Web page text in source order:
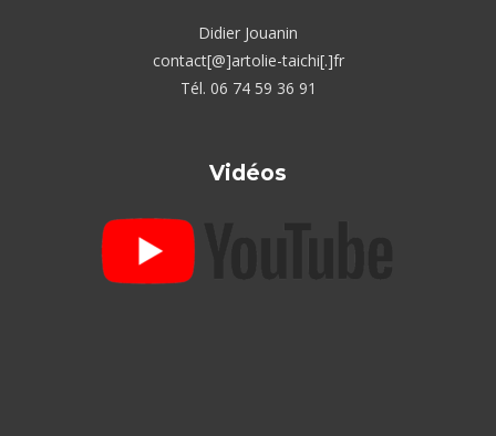
Didier Jouanin
contact[@]artolie-taichi[.]fr
Tél. 06 74 59 36 91
Vidéos